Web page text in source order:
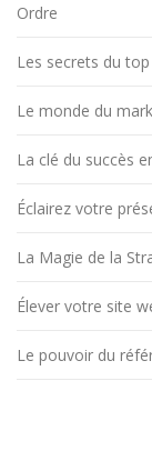
Ordre
Les secrets du
Le monde du
La clé du succès
Éclairez votre
La Magie de la
Élever votre site
Le pouvoir du